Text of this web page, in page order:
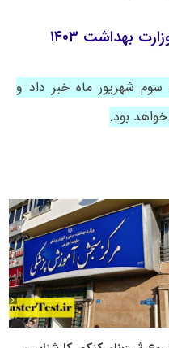
بهداشت ۱۴۰۳
سوم شهریور ماه خبر داد و
بود.